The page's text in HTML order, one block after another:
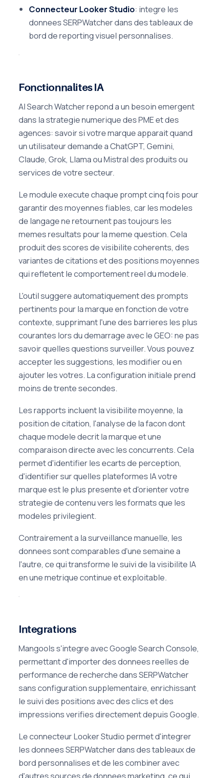
Connecteur Looker Studio: integre les
donnees SERPWatcher dans des tableaux de
bord de reporting visuel personnalises.
Fonctionnalites IA
AI Search Watcher repond a un besoin emergent
dans la strategie numerique des PME et des
agences: savoir si votre marque apparait quand
un utilisateur demande a ChatGPT, Gemini,
Claude, Grok, Llama ou Mistral des produits ou
services de votre secteur.
Le module execute chaque prompt cinq fois pour
garantir des moyennes fiables, car les modeles
de langage ne retournent pas toujours les
memes resultats pour la meme question. Cela
produit des scores de visibilite coherents, des
variantes de citations et des positions moyennes
qui refletent le comportement reel du modele.
L'outil suggere automatiquement des prompts
pertinents pour la marque en fonction de votre
contexte, supprimant l'une des barrieres les plus
courantes lors du demarrage avec le GEO: ne pas
savoir quelles questions surveiller. Vous pouvez
accepter les suggestions, les modifier ou en
ajouter les votres. La configuration initiale prend
moins de trente secondes.
Les rapports incluent la visibilite moyenne, la
position de citation, l'analyse de la facon dont
chaque modele decrit la marque et une
comparaison directe avec les concurrents. Cela
permet d'identifier les ecarts de perception,
d'identifier sur quelles plateformes IA votre
marque est le plus presente et d'orienter votre
strategie de contenu vers les formats que les
modeles privilegient.
Contrairement a la surveillance manuelle, les
donnees sont comparables d'une semaine a
l'autre, ce qui transforme le suivi de la visibilite IA
en une metrique continue et exploitable.
Integrations
Mangools s'integre avec Google Search Console,
permettant d'importer des donnees reelles de
performance de recherche dans SERPWatcher
sans configuration supplementaire, enrichissant
le suivi des positions avec des clics et des
impressions verifies directement depuis Google.
Le connecteur Looker Studio permet d'integrer
les donnees SERPWatcher dans des tableaux de
bord personnalises et de les combiner avec
d'autres sources de donnees marketing, ce qui